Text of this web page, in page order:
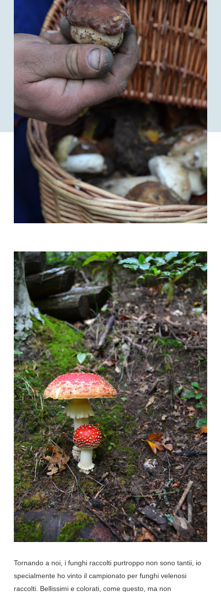
Tornando a noi, i funghi raccolti purtroppo non sono tantii, io
specialmente ho vinto il campionato per funghi velenosi
raccolti. Bellissimi e colorati, come questo, ma non